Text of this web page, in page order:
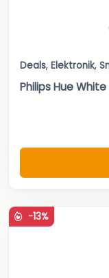
Deals, Elektronik,
Philips Hue
-13%